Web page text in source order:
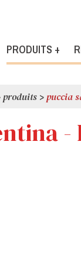
PRODUITS +
produits >puccia